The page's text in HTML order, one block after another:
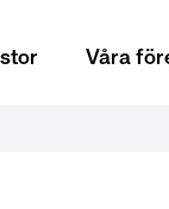
Våra